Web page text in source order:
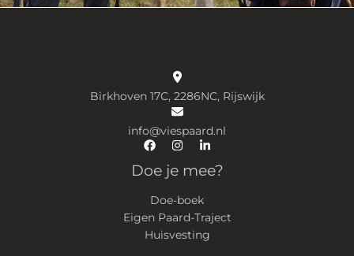
Birkhoven 17C, 2286NC, Rijswijk
info@viespaard.nl
Doe je mee?
Doe-boek
Eigen Paard-Traject
Huisvesting